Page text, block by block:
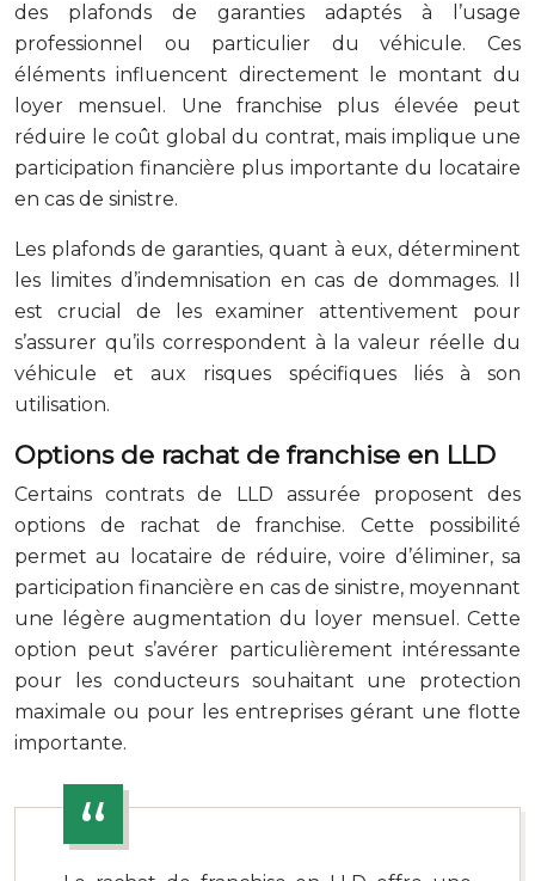
des plafonds de garanties adaptés à l’usage
professionnel ou particulier du véhicule. Ces
éléments influencent directement le montant du
loyer mensuel. Une franchise plus élevée peut
réduire le coût global du contrat, mais implique une
participation financière plus importante du locataire
en cas de sinistre.
Les plafonds de garanties, quant à eux, déterminent
les limites d’indemnisation en cas de dommages. Il
est crucial de les examiner attentivement pour
s’assurer qu’ils correspondent à la valeur réelle du
véhicule et aux risques spécifiques liés à son
utilisation.
Options de rachat de franchise en LLD
Certains contrats de LLD assurée proposent des
options de rachat de franchise. Cette possibilité
permet au locataire de réduire, voire d’éliminer, sa
participation financière en cas de sinistre, moyennant
une légère augmentation du loyer mensuel. Cette
option peut s’avérer particulièrement intéressante
pour les conducteurs souhaitant une protection
maximale ou pour les entreprises gérant une flotte
importante.